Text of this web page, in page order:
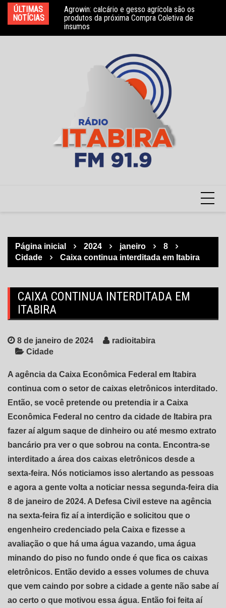
para
conteúdo
ÚLTIMAS
NOTÍCIAS
do Conselho
Agrowin: calcário e gesso agrícola são os
produtos da próxima Compra Coletiva de
insumos
Página inicial 2024 janeiro
8
Cidade
Caixa continua interditada em Itabira
CAIXA CONTINUA INTERDITADA EM
ITABIRA
8 de janeiro de 2024
radioitabira
Cidade
A agência da Caixa Econômica Federal em Itabira
continua com o setor de caixas eletrônicos interditado.
Então, se você pretende ou pretendia ir a Caixa
Econômica Federal no centro da cidade de Itabira pra
fazer aí algum saque de dinheiro ou até mesmo extrato
bancário pra ver o que sobrou na conta. Encontra-se
interditado a área dos caixas eletrônicos desde a
sexta-feira. Nós noticiamos isso alertando as pessoas
e agora a gente volta a noticiar nessa segunda-feira dia
8 de janeiro de 2024. A Defesa Civil esteve na agência
na sexta-feira fiz aí a interdição e solicitou que o
engenheiro credenciado pela Caixa e fizesse a
avaliação o que há uma água vazando, uma água
minando do piso no fundo onde é que fica os caixas
eletrônicos. Então devido a esses volumes de chuva
que vem caindo por sobre a cidade a gente não sabe aí
ao certo o que motivou essa água. Então foi feita aí